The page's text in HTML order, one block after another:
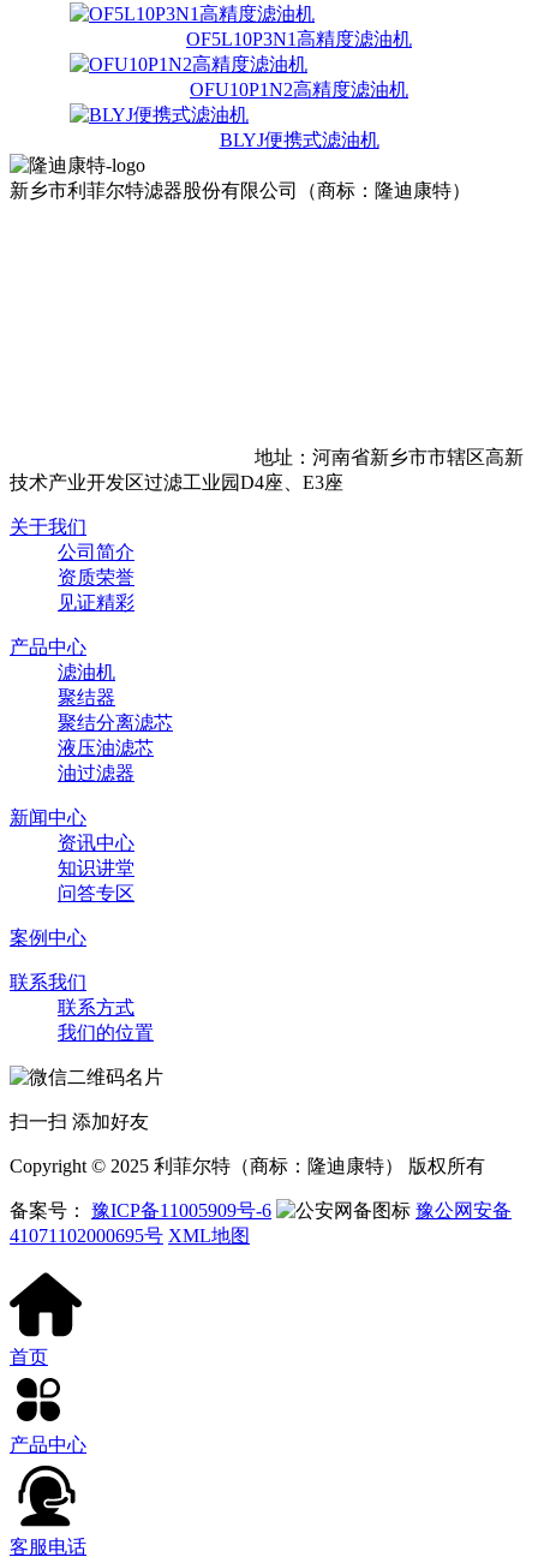
OF5L10P3N1高精度滤油机
OFU10P1N2高精度滤油机
BLYJ便携式滤油机
新乡市利菲尔特滤器股份有限公司（商标：隆迪康特）
地址：河南省新乡市市辖区高新
技术产业开发区过滤工业园D4座、E3座
关于我们
公司简介
资质荣誉
见证精彩
产品中心
滤油机
聚结器
聚结分离滤芯
液压油滤芯
油过滤器
新闻中心
资讯中心
知识讲堂
问答专区
案例中心
联系我们
联系方式
我们的位置
扫一扫 添加好友
Copyright © 2025 利菲尔特（商标：隆迪康特） 版权所有
备案号： 豫ICP备11005909号-6
豫公网安备
41071102000695号 XML地图
首页
产品中心
客服电话